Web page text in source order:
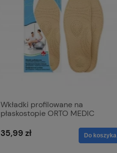
Wkładki profilowane na
płaskostopie ORTO MEDIC
35,99 zł Do koszyka